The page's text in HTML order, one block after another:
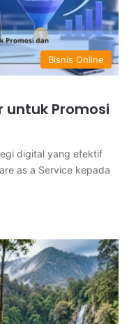
Bisnis Online
Promosi
digital yang efektif
as a Service kepada